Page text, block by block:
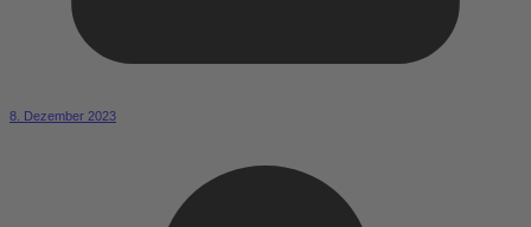
8. Dezember 2023